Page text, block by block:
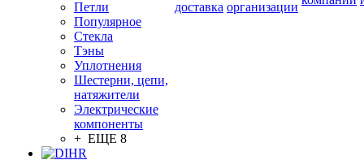
Петли
Популярное
Стекла
Тэны
Уплотнения
Шестерни, цепи,
натяжители
Электрические
компоненты
+ ЕЩЕ 8
доставка организации